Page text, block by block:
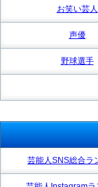
お笑い芸人
声優
野球選手
芸能人SNS総合ラ